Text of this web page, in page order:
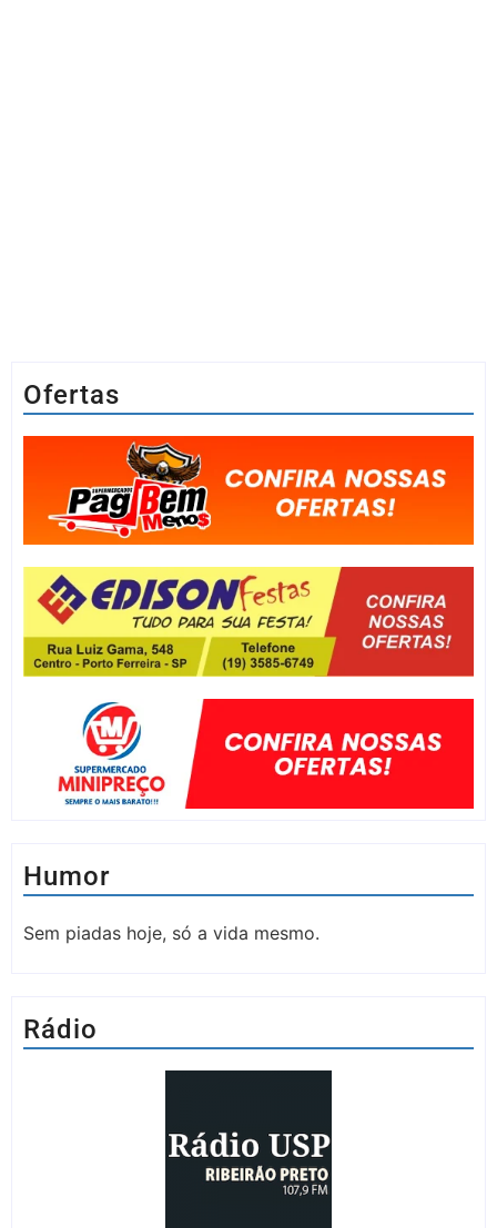
Ofertas
Humor
Sem piadas hoje, só a vida mesmo.
Rádio